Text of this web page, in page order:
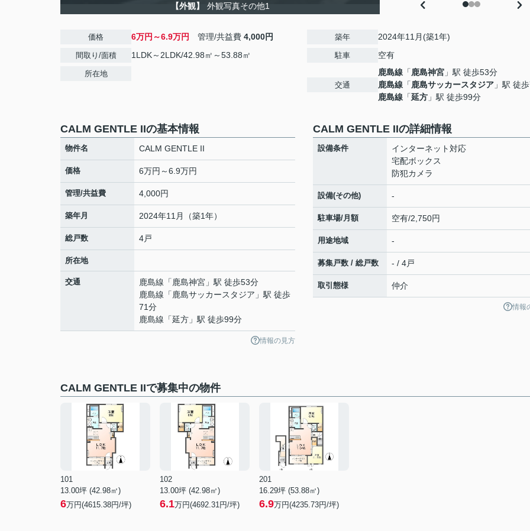
【外観】 外観写真その他1
価格 6万円～6.9万円 管理/共益費 4,000円
間取り/面積 1LDK～2LDK/42.98㎡～53.88㎡
所在地
築年 2024年11月(築1年)
駐車 空有
交通
鹿島線 「 鹿島神宮 」駅 徒歩53分
鹿島線 「 鹿島サッカースタジア 」駅 徒
鹿島線 「延方 」駅 徒歩99分
CALM GENTLE IIの基本情報
物件名 CALM GENTLE II
価格 6万円～6.9万円
管理/共益費 4,000円
築年月 2024年11月（築1年）
総戸数 4戸
所在地
交通 鹿島線 「 鹿島神宮 」駅 徒歩53分
鹿島線 「 鹿島サッカースタジア 」駅 徒歩
71分
鹿島線 「延方 」駅 徒歩99分
情報の見方
CALM GENTLE IIの詳細情報
設備条件
インターネット対応
宅配ボックス
防犯カメラ
設備(その他) -
駐車場/月額 空有/2,750円
用途地域 -
募集戸数 / 総戸数 - / 4戸
取引態様 仲介
情報
CALM GENTLE IIで募集中の物件
101
13.00坪 (42.98㎡)
6万円(4615.38円/坪)
102
13.00坪 (42.98㎡)
6.1万円(4692.31円/坪)
201
16.29坪 (53.88㎡)
6.9万円(4235.73円/坪)